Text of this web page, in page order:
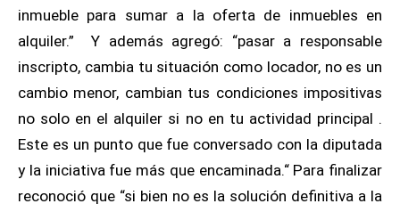
inmueble para sumar a la oferta de inmuebles en
alquiler.” Y además agregó: “pasar a responsable
inscripto, cambia tu situación como locador, no es un
cambio menor, cambian tus condiciones impositivas
no solo en el alquiler si no en tu actividad principal .
Este es un punto que fue conversado con la diputada
y la iniciativa fue más que encaminada.“ Para finalizar
reconoció que “si bien no es la solución definitiva a la